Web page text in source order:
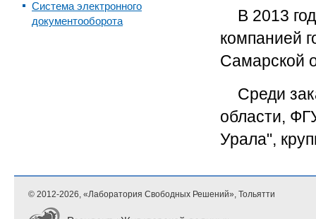
Система электронного
документооборота
В 2013
компанией
Самарской
Среди
области,
Урала",
© 2012-2026, «Лаборатория Свободных Решений», Тольятти